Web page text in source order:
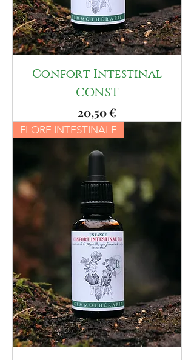
Confort Intestinal
CONST
Prix
20,50 €
FLORE INTESTINALE